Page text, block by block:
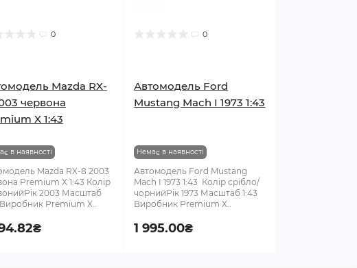
0
Mazda RX-
червона
X 1:43
в наявності
Mazda RX-8 2003
Premium X 1:43 Колір
2003 Масштаб
Виробник Premium X..
0
Автомодель Ford
Mustang Mach I 1973 1:43
Немає в наявності
Автомодель Ford Mustang
Mach I 1973 1:43 Колір срібло/
чорнийРік 1973 Масштаб 1:43
Виробник Premium X..
1 995.00₴